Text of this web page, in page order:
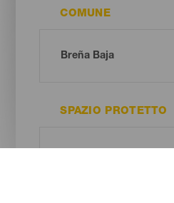
COMUNE
SPAZIO PROTETTO